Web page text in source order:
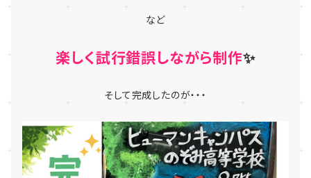
など
楽しく試行錯誤しながら制作✨
そして完成したのが・・・